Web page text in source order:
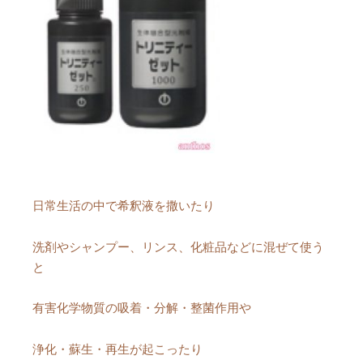
日常生活の中で希釈液を撒いたり
洗剤やシャンプー、リンス、化粧品などに混ぜて使う
と
有害化学物質の吸着・分解・整菌作用や
浄化・蘇生・再生が起こったり